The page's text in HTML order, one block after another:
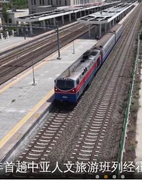
首趟中亚人文旅游班列经